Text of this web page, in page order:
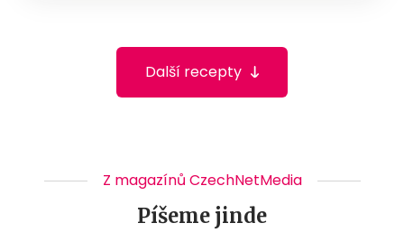
Další recepty
Z magazínů CzechNetMedia
Píšeme jinde